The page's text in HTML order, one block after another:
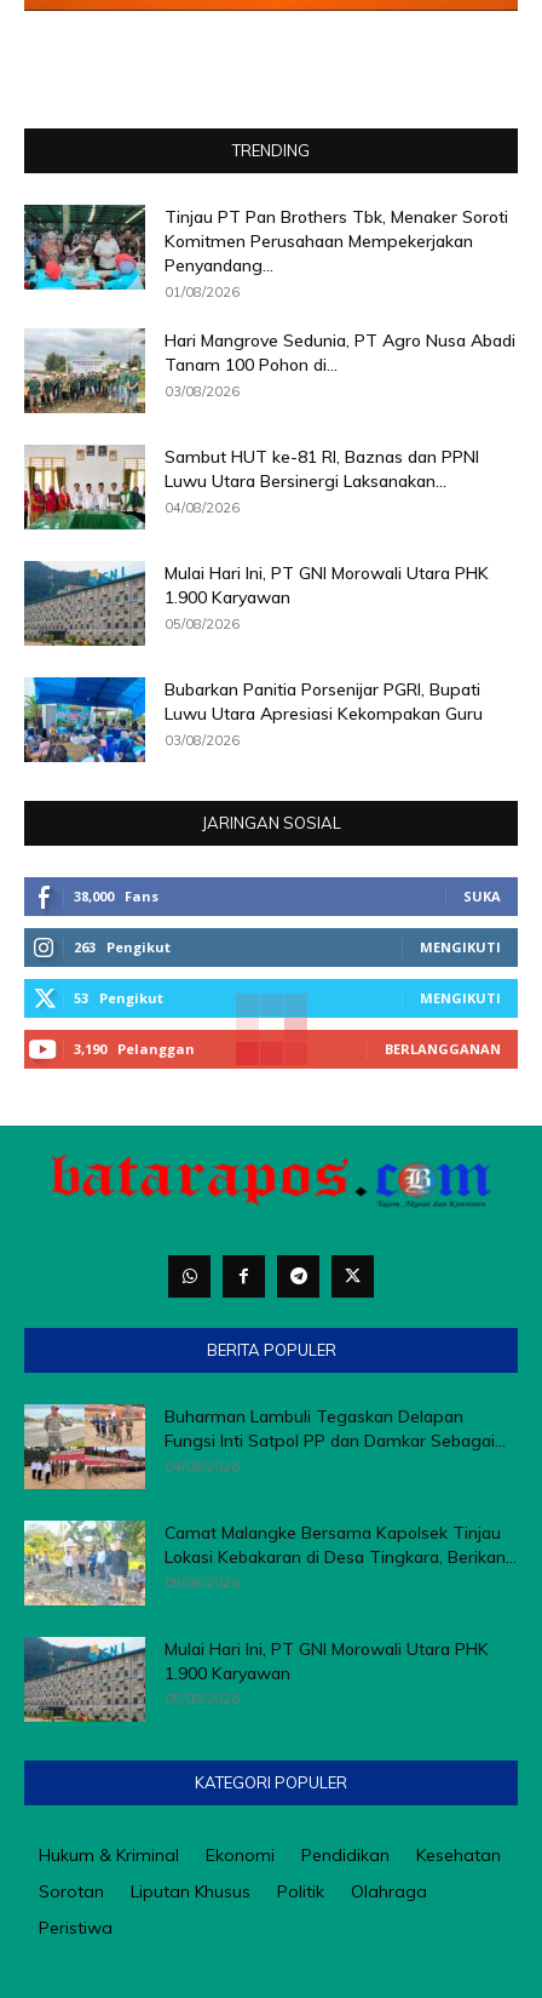
TRENDING
Tinjau PT Pan Brothers Tbk, Menaker Soroti
Komitmen Perusahaan Mempekerjakan
Penyandang...
01/08/2026
Hari Mangrove Sedunia, PT Agro Nusa Abadi
Tanam 100 Pohon di...
03/08/2026
Sambut HUT ke-81 RI, Baznas dan PPNI
Luwu Utara Bersinergi Laksanakan...
04/08/2026
Mulai Hari Ini, PT GNI Morowali Utara PHK
1.900 Karyawan
05/08/2026
Bubarkan Panitia Porsenijar PGRI, Bupati
Luwu Utara Apresiasi Kekompakan Guru
03/08/2026
JARINGAN SOSIAL
38,000 Fans SUKA
263 Pengikut MENGIKUTI
53 Pengikut MENGIKUTI
3,190 Pelanggan BERLANGGANAN
BERITA POPULER
Buharman Lambuli Tegaskan Delapan
Fungsi Inti Satpol PP dan Damkar Sebagai...
04/08/2026
Camat Malangke Bersama Kapolsek Tinjau
Lokasi Kebakaran di Desa Tingkara, Berikan...
05/08/2026
Mulai Hari Ini, PT GNI Morowali Utara PHK
1.900 Karyawan
05/08/2026
KATEGORI POPULER
Hukum & Kriminal Ekonomi Pendidikan
Kesehatan
Sorotan
Liputan Khusus Politik
Olahraga
Peristiwa